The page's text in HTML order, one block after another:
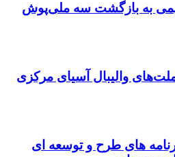
به بازگشت سه ملی‌پوش
والیبال آسیای مرکزی
های طرح و توسعه ای